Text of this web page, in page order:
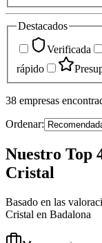
Destacados
Verificada
rápido
38 empresas
Ordenar:
Nuestro Top
Cristal
Basado en las
Cristal en Badalona